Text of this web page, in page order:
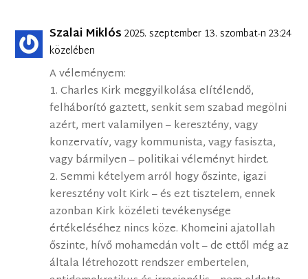
Szalai Miklós 2025. szeptember 13. szombat-n 23:24
közelében
A véleményem:
1. Charles Kirk meggyilkolása elítélendő,
felháborító gaztett, senkit sem szabad megölni
azért, mert valamilyen – keresztény, vagy
konzervatív, vagy kommunista, vagy fasiszta,
vagy bármilyen – politikai véleményt hirdet.
2. Semmi kételyem arról hogy őszinte, igazi
keresztény volt Kirk – és ezt tisztelem, ennek
azonban Kirk közéleti tevékenysége
értékeléséhez nincs köze. Khomeini ajatollah
őszinte, hívő mohamedán volt – de ettől még az
általa létrehozott rendszer embertelen,